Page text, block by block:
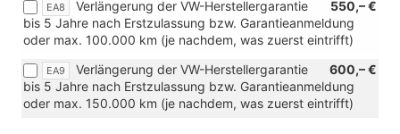
EA8 550,– €
Verlängerung der VW-Herstellergarantie
bis 5 Jahre nach Erstzulassung bzw. Garantieanmeldung
oder max. 100.000 km (je nachdem, was zuerst eintrifft)
EA9 600,– €
Verlängerung der VW-Herstellergarantie
bis 5 Jahre nach Erstzulassung bzw. Garantieanmeldung
oder max. 150.000 km (je nachdem, was zuerst eintrifft)